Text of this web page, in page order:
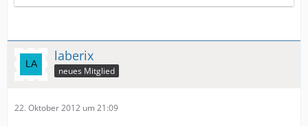
laberix
neues Mitglied
22. Oktober 2012 um 21:09